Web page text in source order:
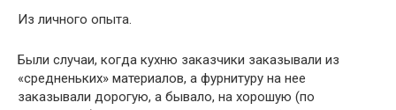
Из личного опыта.
Были случаи, когда кухню заказчики заказывали из
«средненьких» материалов, а фурнитуру на нее
заказывали дорогую, а бывало, на хорошую (по